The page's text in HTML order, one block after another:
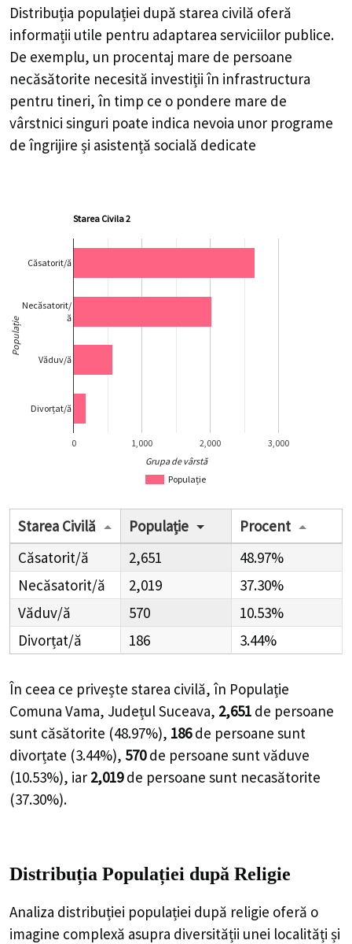
Distribuția populației după starea civilă oferă
informații utile pentru adaptarea serviciilor publice.
De exemplu, un procentaj mare de persoane
necăsătorite necesită investiții în infrastructura
pentru tineri, în timp ce o pondere mare de
vârstnici singuri poate indica nevoia unor programe
de îngrijire și asistență socială dedicate
Starea Civila 2
Populație
0 1,000 2,000 3,000
Căsatorit/ă
Necăsatorit/
ă
Văduv/ă
Divorțat/ă
Grupa de vârstă
Populație
Starea Civilă Populație
Procent
Căsatorit/ă
2,651
48.97%
Necăsatorit/ă
2,019
37.30%
Văduv/ă
570
10.53%
Divorțat/ă
186 3.44%
În ceea ce privește starea civilă, în Populație
Comuna Vama, Județul Suceava, 2,651 de persoane
sunt căsătorite (48.97%), 186 de persoane sunt
divorțate (3.44%), 570 de persoane sunt văduve
(10.53%), iar 2,019 de persoane sunt necasătorite
(37.30%).
Distribuția Populației după Religie
Analiza distribuției populației după religie oferă o
imagine complexă asupra diversității unei localități și